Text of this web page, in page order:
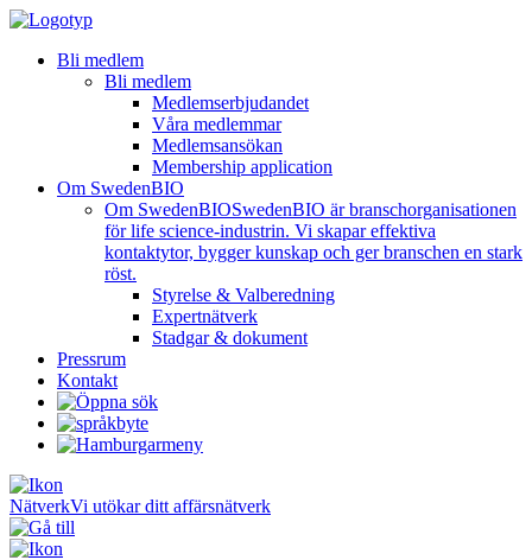
Bli medlem
Bli medlem
Medlemserbjudandet
Våra medlemmar
Medlemsansökan
Membership application
Om SwedenBIO
Om SwedenBIOSwedenBIO är branschorganisationen
för life science-industrin. Vi skapar effektiva
kontaktytor, bygger kunskap och ger branschen en stark
röst.
Styrelse & Valberedning
Expertnätverk
Stadgar & dokument
Pressrum
Kontakt
NätverkVi utökar ditt affärsnätverk